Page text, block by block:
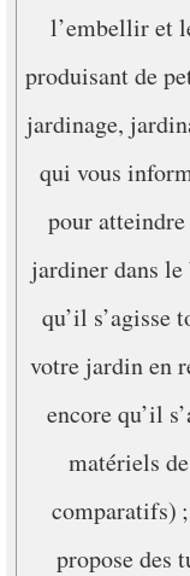
l’embellir et
produisant de
jardinage,
qui vous
pour
jardiner dans le
qu’il s’agisse
votre jardin en
encore qu’il
matériels
comparatifs)
propose des